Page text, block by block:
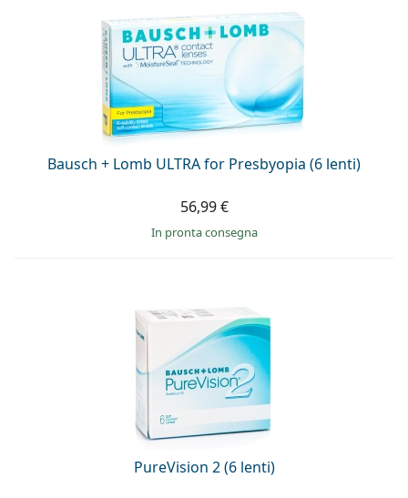
Bausch + Lomb ULTRA for Presbyopia (6 lenti)
56,99 €
in pronta consegna
PureVision 2 (6 lenti)